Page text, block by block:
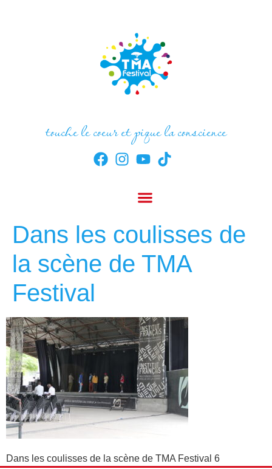
touche le coeur et pique la conscience
Dans les coulisses de
la scène de TMA
Festival
Dans les coulisses de la scène de TMA Festival 6